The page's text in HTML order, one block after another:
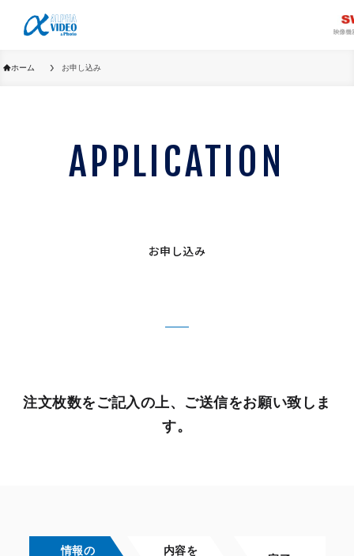
ホーム お申し込み
APPLICATION
お申し込み
注文枚数をご記入の上、ご送信をお願い致しま
す。
情報の
内容を